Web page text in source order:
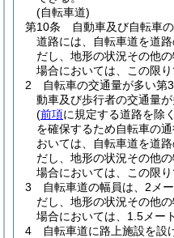
(自転車道)
第10条
自動車及び自転車
道路には、自転車道を道
だし、地形の状況その他
場合においては、この限り
2
自転車の交通量が多い第
動車及び歩行者の交通量
(前項に規定する道路を除
を確保するため自転車の
おいては、自転車道を道
だし、地形の状況その他
場合においては、この限り
3
自転車道の幅員は、2メ
だし、地形の状況その他
場合においては、1.5メー
4
自転車道に路上施設を設